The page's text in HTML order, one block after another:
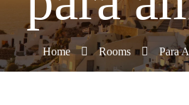
Home Rooms Para